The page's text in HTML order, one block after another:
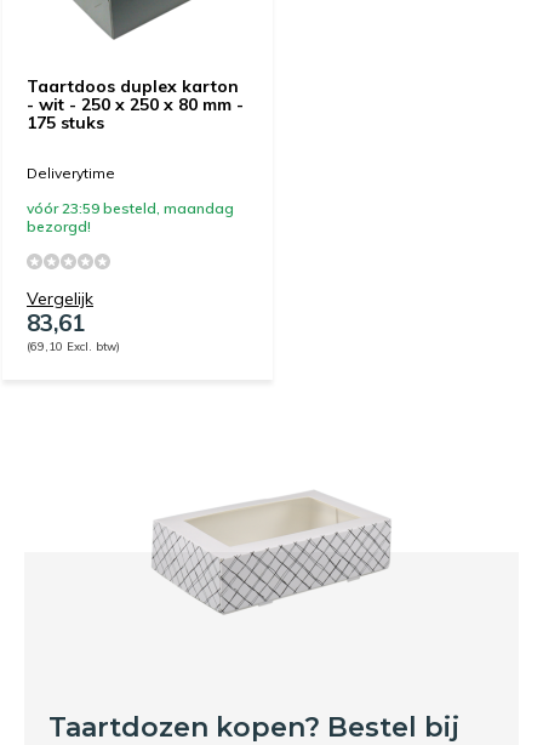
Taartdoos duplex karton
- wit - 250 x 250 x 80 mm -
175 stuks
Deliverytime
vóór 23:59 besteld, maandag
bezorgd!
Vergelijk
83,61
(69,10 Excl. btw)
Taartdozen kopen? Bestel bij